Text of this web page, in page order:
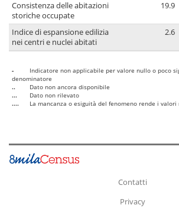
Consistenza delle abitazioni
storiche occupate
19.9
Indice di espansione edilizia
nei centri e nuclei abitati
2.6
-
Indicatore non applicabile per valore nullo o poco
denominatore
..
Dato non ancora disponibile
...
Dato non rilevato
....
La mancanza o esiguità del fenomeno rende i
Contatti
Privacy